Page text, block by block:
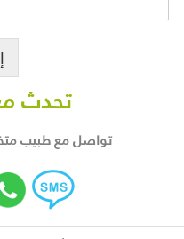
تحدث
تواصل مع طبيب